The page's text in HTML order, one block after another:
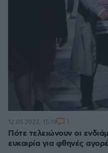
Πότε τελειώνουν οι
ευκαιρία για φθηνές
12.05.2022, 15:19 1